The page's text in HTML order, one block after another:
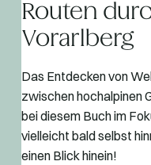
Routen
Vorarlberg
Das Entdecken von
zwischen hochalpinen
bei diesem Buch im
vielleicht bald selbst
einen Blick hinein!